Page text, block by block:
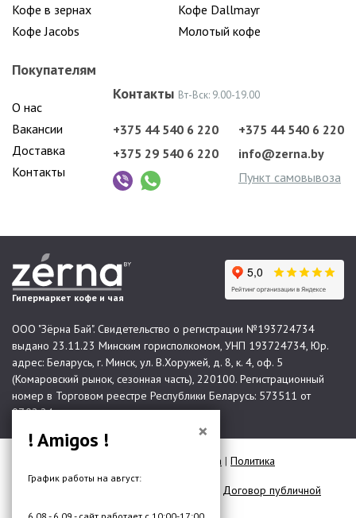
Кофе в зернах
Кофе Dallmayr
Кофе Jacobs
Молотый кофе
Покупателям
О нас
Вакансии
Доставка
Контакты
Контакты Вт-Вск: 9.00-19.00
+375 44 540 6 220
+375 29 540 6 220
+375 44 540 6 220
info@zerna.by
Пункт самовывоза
Гипермаркет кофе и чая
ООО "Зёрна Бай". Свидетельство о регистрации №193724734
выдано 23.11.23 Минским горисполкомом, УНП 193724734, Юр.
адрес: Беларусь, г. Минск, ул. В.Хоружей, д. 8, к. 4, оф. 5
(Комаровский рынок, сезонная часть), 220100. Регистрационный
номер в Торговом реестре Республики Беларусь: 573511 от
07.02.24.
Карта сайта | Политика
конфиденциальности
Договор публичной
×
! Amigos !
График работы на август: